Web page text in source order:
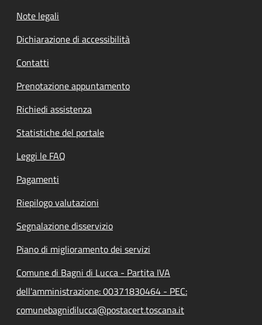
Note legali
Dichiarazione di accessibilità
Contatti
Prenotazione appuntamento
Richiedi assistenza
Statistiche del portale
Leggi le FAQ
Pagamenti
Riepilogo valutazioni
Segnalazione disservizio
Piano di miglioramento dei servizi
Comune di Bagni di Lucca - Partita IVA
dell'amministrazione: 00371830464 - PEC:
comunebagnidilucca@postacert.toscana.it